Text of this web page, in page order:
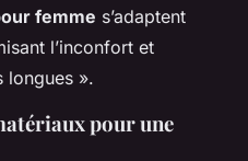
femme s’adaptent
l’inconfort et
longues ».
pour une